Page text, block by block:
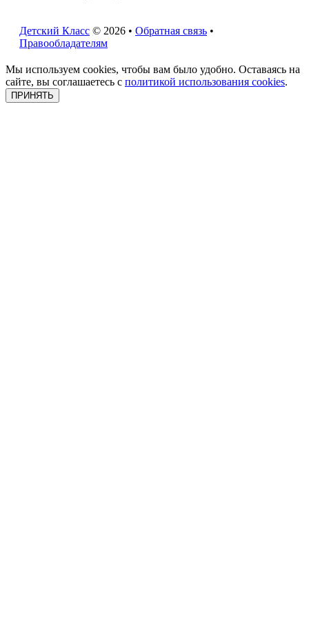
Детский Класс © 2026 • Обратная связь •
Правообладателям
Мы используем cookies, чтобы вам было удобно. Оставаясь на
сайте, вы соглашаетесь с политикой использования cookies.
ПРИНЯТЬ